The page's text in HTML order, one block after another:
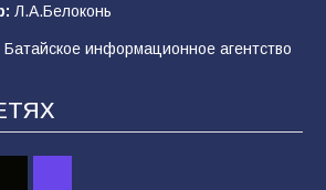
в ходе
до последнего: герой
Л.А.Белоконь
информационное агентство